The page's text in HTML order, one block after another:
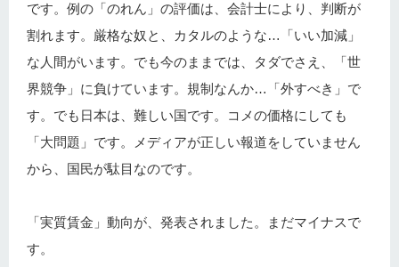
です。例の「のれん」の評価は、会計士により、判断が
割れます。厳格な奴と、カタルのような…「いい加減」
な人間がいます。でも今のままでは、タダでさえ、「世
界競争」に負けています。規制なんか…「外すべき」で
す。でも日本は、難しい国です。コメの価格にしても
「大問題」です。メディアが正しい報道をしていません
から、国民が駄目なのです。
「実質賃金」動向が、発表されました。まだマイナスで
す。